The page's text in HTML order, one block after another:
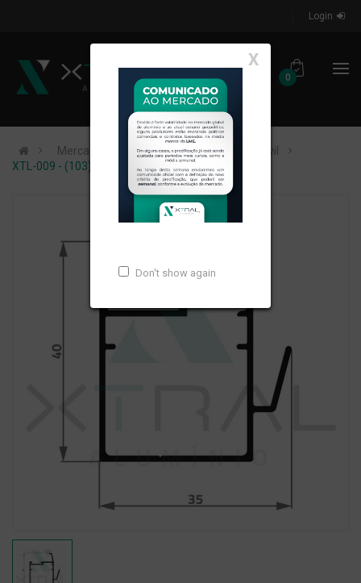
Login
0
X
Don't show again
Mercados de Atuação
Construção Civil
XTL-009 - (103) - PESO LINEAR: 0,394kg/m